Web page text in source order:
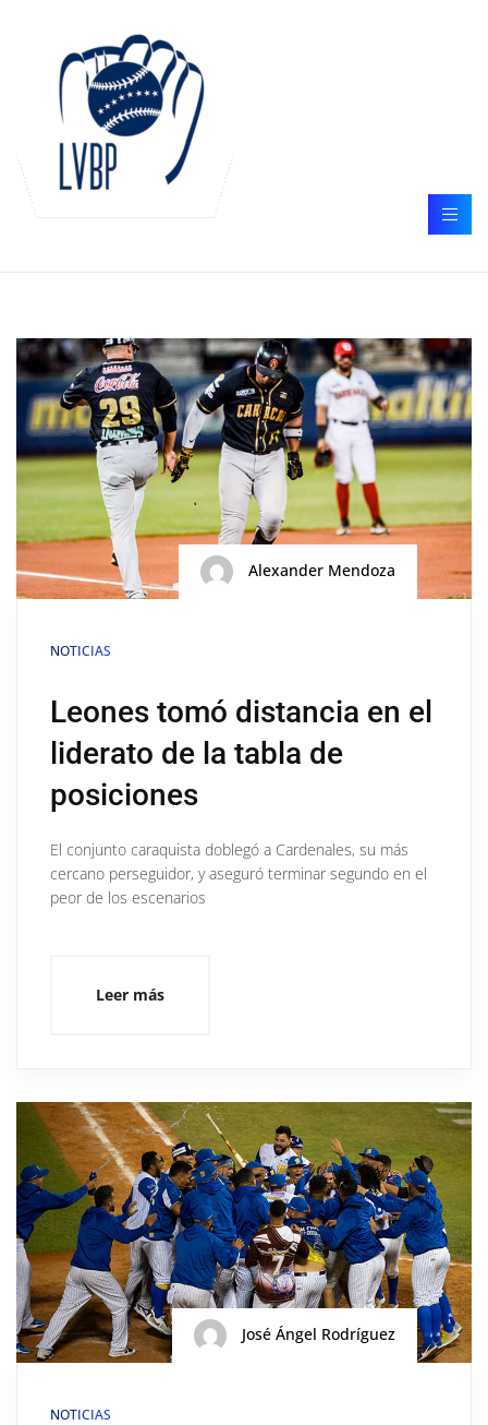
Alexander Mendoza
NOTICIAS
Leones tomó distancia en el
liderato de la tabla de
posiciones
El conjunto caraquista doblegó a Cardenales, su más
cercano perseguidor, y aseguró terminar segundo en el
peor de los escenarios
Leer más
José Ángel Rodríguez
NOTICIAS